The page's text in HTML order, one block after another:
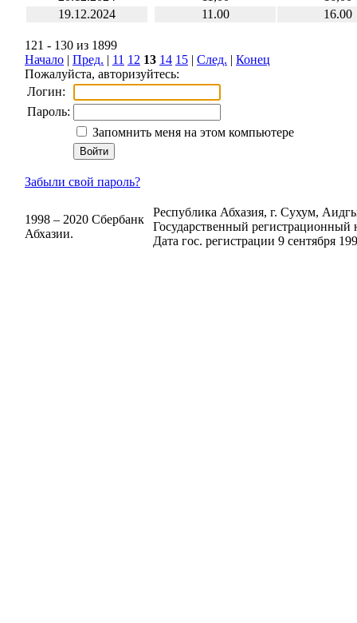
19.12.2024
11.00 16.00
121 - 130 из 1899
Начало | Пред. | 11 12 13 14 15 | След. | Конец
Пожалуйста, авторизуйтесь:
Логин:
Пароль:
Запомнить меня на этом компьютере
Забыли свой пароль?
1998 – 2020 Сбербанк
Абхазии.
Республика Абхазия, г. Сухум,
Государственный регистрационный
Дата гос. регистрации 9 сентября